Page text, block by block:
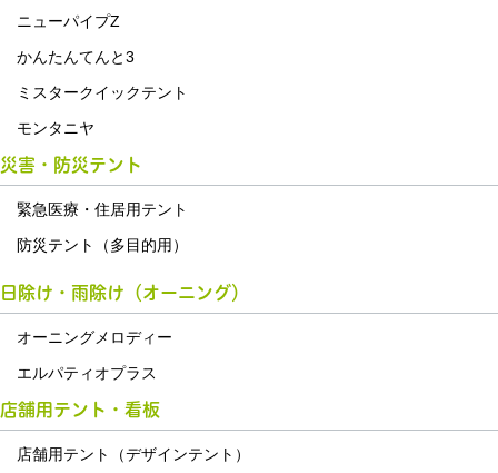
ニューパイプZ
かんたんてんと3
ミスタークイックテント
モンタニヤ
災害・防災テント
緊急医療・住居用テント
防災テント（多目的用）
日除け・雨除け（オーニング）
オーニングメロディー
エルパティオプラス
店舗用テント・看板
店舗用テント（デザインテント）